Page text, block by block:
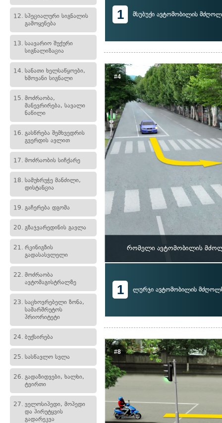
12. სპეციალური სიგნალის
გამოყენება
13. საავარიო შუქური
სიგნალიზაცია
14. სანათი ხელსაწყოები,
ხმოვანი სიგნალი
15. მოძრაობა,
მანევრირება, სავალი
ნაწილი
16. გასწრება შემხვედრის
გვერდის ავლით
17. მოძრაობის სიჩქარე
18. სამუხრუჭე მანძილი,
დისტანცია
19. გაჩერება დგომა
20. გზაჯვარედინის გავლა
21. რკინიგზის
გადასასვლელი
22. მოძრაობა
ავტომაგისტრალზე
23. საცხოვრებელი ზონა,
სამარშრუტოს
პრიორიტეტი
24. ბუქსირება
25. სასწავლო სვლა
26. გადაზიდვები, ხალხი,
ტვირთი
27. ველოსიპედი, მოპედი
და პირუტყვის
გადარეკვა
1 მსუბუქი ავტომობილის
#4
რომელი ავტომობილის მძოლს
1 ლურჯი ავტომობილის
#8